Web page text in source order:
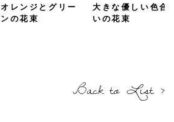
オレンジとグリー
ンの花束
大きな優しい色合
いの花束
Back to List ›